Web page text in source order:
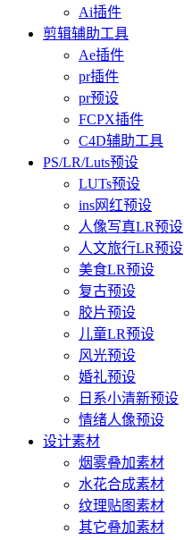
Ai插件
剪辑辅助工具
Ae插件
pr插件
pr预设
FCPX插件
C4D辅助工具
PS/LR/Luts预设
LUTs预设
ins网红预设
人像写真LR预设
人文旅行LR预设
美食LR预设
复古预设
胶片预设
儿童LR预设
风光预设
婚礼预设
日系小清新预设
情绪人像预设
设计素材
烟雾叠加素材
水花合成素材
纹理贴图素材
其它叠加素材